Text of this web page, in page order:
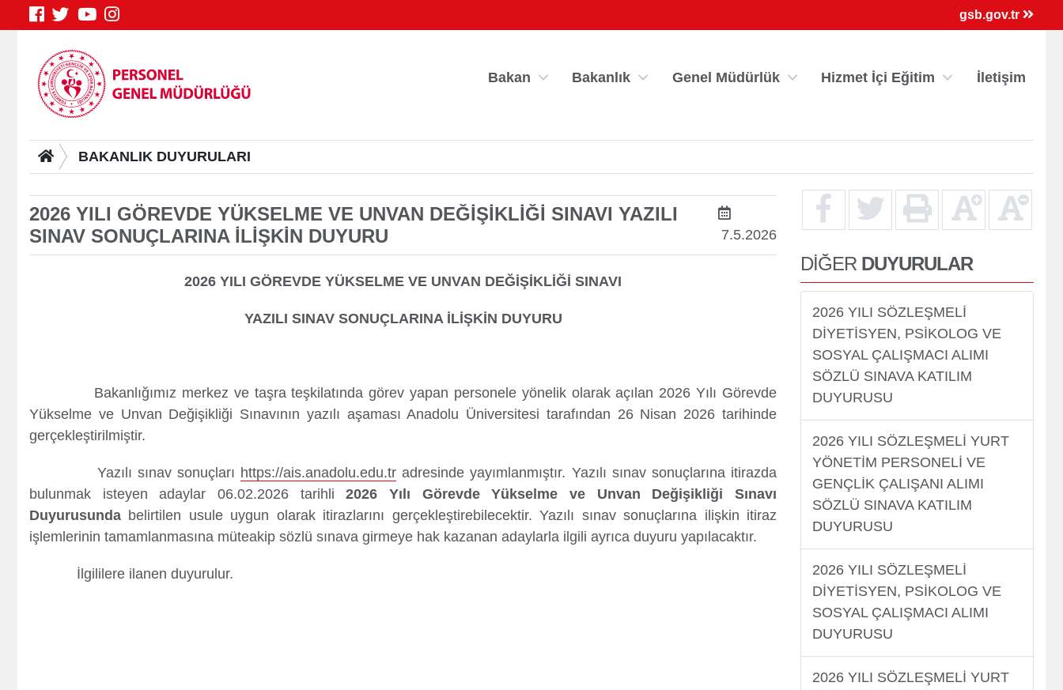
gsb.gov.tr
Bakan Bakanlık Genel Müdürlük Hizmet İçi Eğitim İletişim
BAKANLIK DUYURULARI
2026 YILI GÖREVDE YÜKSELME VE UNVAN DEĞİŞİKLİĞİ SINAVI YAZILI
SINAV SONUÇLARINA İLİŞKİN DUYURU
7.5.2026
2026 YILI GÖREVDE YÜKSELME VE UNVAN DEĞİŞİKLİĞİ SINAVI
YAZILI SINAV SONUÇLARINA İLİŞKİN DUYURU
Bakanlığımız merkez ve taşra teşkilatında görev yapan personele yönelik olarak açılan 2026 Yılı Görevde
Yükselme ve Unvan Değişikliği Sınavının yazılı aşaması Anadolu Üniversitesi tarafından 26 Nisan 2026 tarihinde
gerçekleştirilmiştir.
Yazılı sınav sonuçları https://ais.anadolu.edu.tr adresinde yayımlanmıştır. Yazılı sınav sonuçlarına itirazda
bulunmak isteyen adaylar 06.02.2026 tarihli2026 Yılı Görevde Yükselme ve Unvan Değişikliği Sınavı
Duyurusunda belirtilen usule uygun olarak itirazlarını gerçekleştirebilecektir. Yazılı sınav sonuçlarına ilişkin itiraz
işlemlerinin tamamlanmasına müteakip sözlü sınava girmeye hak kazanan adaylarla ilgili ayrıca duyuru yapılacaktır.
İlgililere ilanen duyurulur.
DİĞER DUYURULAR
2026 YILI SÖZLEŞMELİ
DİYETİSYEN, PSİKOLOG VE
SOSYAL ÇALIŞMACI ALIMI
SÖZLÜ SINAVA KATILIM
DUYURUSU
2026 YILI SÖZLEŞMELİ YURT
YÖNETİM PERSONELİ VE
GENÇLİK ÇALIŞANI ALIMI
SÖZLÜ SINAVA KATILIM
DUYURUSU
2026 YILI SÖZLEŞMELİ
DİYETİSYEN, PSİKOLOG VE
SOSYAL ÇALIŞMACI ALIMI
DUYURUSU
2026 YILI SÖZLEŞMELİ YURT
×
Genç Bilgi Sistemi Spor Bilgi Sistemi Kredi/Yurt İşlemleri Kredi/Yurt E-Ödeme
Kredi Borcu Sorgula